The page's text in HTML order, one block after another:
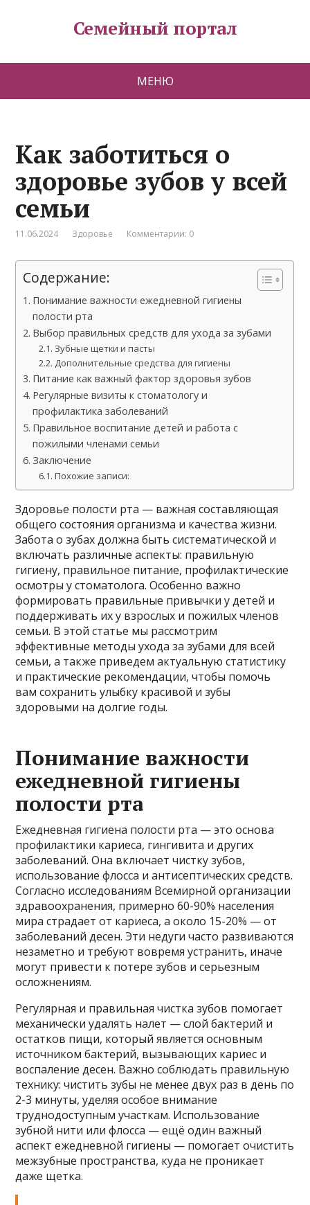
Семейный портал
МЕНЮ
Как заботиться о
здоровье зубов у всей
семьи
11.06.2024 Здоровье Комментарии: 0
Содержание:
Понимание важности ежедневной гигиены
полости рта
Выбор правильных средств для ухода за зубами
Зубные щетки и пасты
Дополнительные средства для гигиены
Питание как важный фактор здоровья зубов
Регулярные визиты к стоматологу и
профилактика заболеваний
Правильное воспитание детей и работа с
пожилыми членами семьи
Заключение
Похожие записи:
Здоровье полости рта — важная составляющая
общего состояния организма и качества жизни.
Забота о зубах должна быть систематической и
включать различные аспекты: правильную
гигиену, правильное питание, профилактические
осмотры у стоматолога. Особенно важно
формировать правильные привычки у детей и
поддерживать их у взрослых и пожилых членов
семьи. В этой статье мы рассмотрим
эффективные методы ухода за зубами для всей
семьи, а также приведем актуальную статистику
и практические рекомендации, чтобы помочь
вам сохранить улыбку красивой и зубы
здоровыми на долгие годы.
Понимание важности
ежедневной гигиены
полости рта
Ежедневная гигиена полости рта — это основа
профилактики кариеса, гингивита и других
заболеваний. Она включает чистку зубов,
использование флосса и антисептических средств.
Согласно исследованиям Всемирной организации
здравоохранения, примерно 60-90% населения
мира страдает от кариеса, а около 15-20% — от
заболеваний десен. Эти недуги часто развиваются
незаметно и требуют вовремя устранить, иначе
могут привести к потере зубов и серьезным
осложнениям.
Регулярная и правильная чистка зубов помогает
механически удалять налет — слой бактерий и
остатков пищи, который является основным
источником бактерий, вызывающих кариес и
воспаление десен. Важно соблюдать правильную
технику: чистить зубы не менее двух раз в день по
2-3 минуты, уделяя особое внимание
труднодоступным участкам. Использование
зубной нити или флосса — ещё один важный
аспект ежедневной гигиены — помогает очистить
межзубные пространства, куда не проникает
даже щетка.